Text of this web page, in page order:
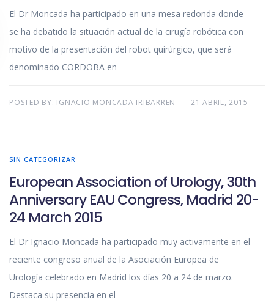
El Dr Moncada ha participado en una mesa redonda donde
se ha debatido la situación actual de la cirugía robótica con
motivo de la presentación del robot quirúrgico, que será
denominado CORDOBA en
POSTED BY: IGNACIO MONCADA IRIBARREN 21 ABRIL, 2015
SIN CATEGORIZAR
European Association of Urology, 30th
Anniversary EAU Congress, Madrid 20-
24 March 2015
El Dr Ignacio Moncada ha participado muy activamente en el
reciente congreso anual de la Asociación Europea de
Urología celebrado en Madrid los días 20 a 24 de marzo.
Destaca su presencia en el